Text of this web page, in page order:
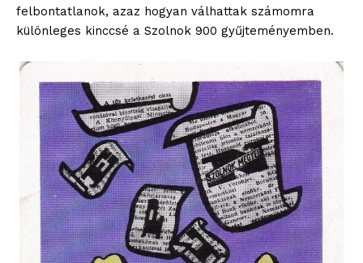
felbontatlanok, azaz hogyan válhattak számomra
különleges kinccsé a Szolnok 900 gyűjteményemben.